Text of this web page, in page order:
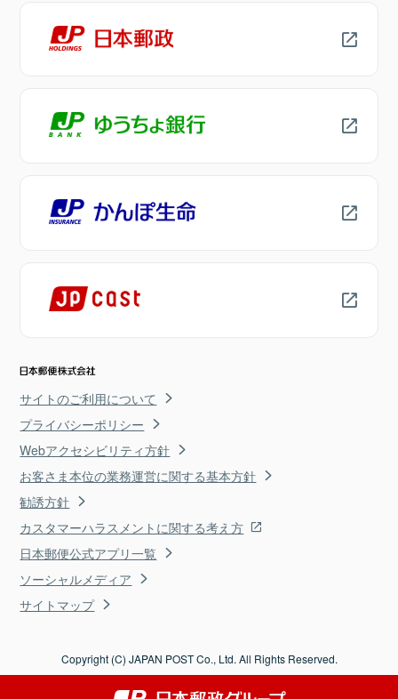
サイトのご利用について
プライバシーポリシー
Webアクセシビリティ方針
お客さま本位の業務運営に関する基本方針
勧誘方針
カスタマーハラスメントに関する考え方
日本郵便公式アプリ一覧
ソーシャルメディア
サイトマップ
Copyright (C) JAPAN POST Co., Ltd. All Rights Reserved.